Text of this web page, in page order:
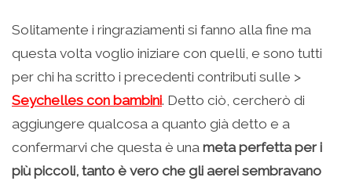
Solitamente i ringraziamenti si fanno alla fine ma
questa volta voglio iniziare con quelli, e sono tutti
per chi ha scritto i precedenti contributi sulle >
Seychelles con bambini. Detto ciò, cercherò di
aggiungere qualcosa a quanto già detto e a
confermarvi che questa è una meta perfetta per i
più piccoli, tanto è vero che gli aerei sembravano